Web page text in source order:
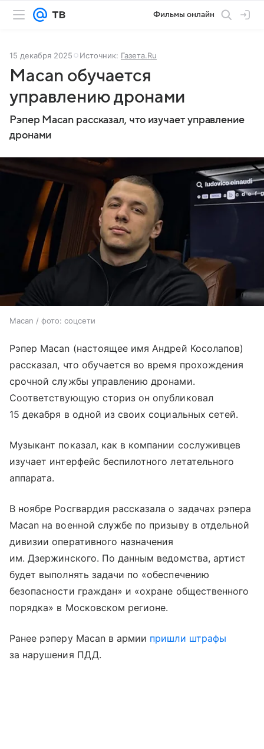
Фильмы онлайн
15 декабря 2025 Источник: Газета.Ru
Macan обучается
управлению дронами
Рэпер Macan рассказал, что изучает управление
дронами
Macan / фото: соцсети
Рэпер Macan (настоящее имя Андрей Косолапов)
рассказал, что обучается во время прохождения
срочной службы управлению дронами.
Соответствующую сториз он опубликовал
15 декабря в одной из своих социальных сетей.
Музыкант показал, как в компании сослуживцев
изучает интерфейс беспилотного летательного
аппарата.
В ноябре Росгвардия рассказала о задачах рэпера
Macan на военной службе по призыву в отдельной
дивизии оперативного назначения
им. Дзержинского. По данным ведомства, артист
будет выполнять задачи по «обеспечению
безопасности граждан» и «охране общественного
порядка» в Московском регионе.
Ранее рэперу Macan в армии пришли штрафы
за нарушения ПДД.